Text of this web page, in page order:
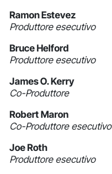
Ramon Estevez
Produttore esecutivo
Bruce Helford
Produttore esecutivo
James O. Kerry
Co-Produttore
Robert Maron
Co-Produttore esecutivo
Joe Roth
Produttore esecutivo